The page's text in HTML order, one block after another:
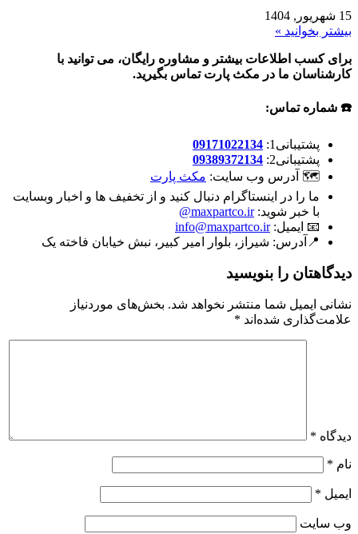
15 شهریور, 1404
بیشتر بخوانید »
برای کسب اطلاعات بیشتر و مشاوره رایگان، می توانید با
کارشناسان ما در مکث پارت تماس بگیرید.
☎️ شماره تماس:
پشتیبانی1:
09171022134
پشتیبانی2:
09389372134
🗺 آدرس وب سایت: مکث پارت
ما را در اینستاگرام دنبال کنید و از تخفیف ها و اخبار وبسایت
با خبر شوید:maxpartco.ir@
📧 ایمیل:info@maxpartco.ir
📍آدرس: شیراز، بلوار امیر کبیر، نبش خیابان فاخته یک
دیدگاهتان را بنویسید
نشانی ایمیل شما منتشر نخواهد شد. بخش‌های موردنیاز
علامت‌گذاری شده‌اند *
دیدگاه *
نام *
ایمیل *
وب‌ سایت